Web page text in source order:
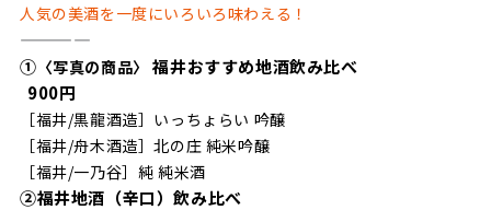
人気の美酒を一度にいろいろ味わえる！
————
① 〈写真の商品〉 福井おすすめ地酒飲み比べ
900円
［福井/黒龍酒造］いっちょらい 吟醸
［福井/舟木酒造］北の庄 純米吟醸
［福井/一乃谷］純 純米酒
②福井地酒（辛口）飲み比べ